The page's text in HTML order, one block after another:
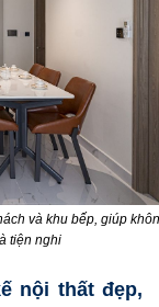
và khu bếp, giúp
tiện nghi
nội thất đẹp,